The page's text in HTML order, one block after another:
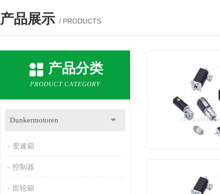
产品展示 / PRODUCTS
产品分类
PRODUCT CATEGORY
Dunkermotoren
变速箱
控制器
齿轮箱